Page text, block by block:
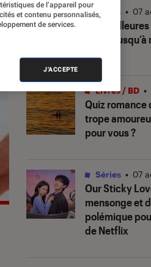
Les
2026
Séries • 07
Quiz romance
trope
pour vous ?
Livres / BD •
Our Sticky
mensonge et
polémique
de Netflix
Séries • 07
de l’appareil pour
et contenu personnalisés,
de services.
J'ACCEPTE